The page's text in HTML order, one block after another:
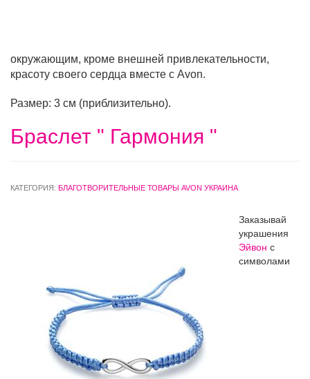
окружающим, кроме внешней привлекательности,
красоту своего сердца вместе с Avon.
Размер: 3 см (приблизительно).
Браслет " Гармония "
КАТЕГОРИЯ: БЛАГОТВОРИТЕЛЬНЫЕ ТОВАРЫ AVON УКРАИНА
Заказывай
украшения
Эйвон с
символами